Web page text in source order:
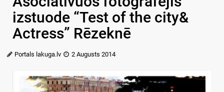
izstuode “Test of the city&
Actress” Rēzeknē
Portals lakuga.lv 2 Augusts 2014